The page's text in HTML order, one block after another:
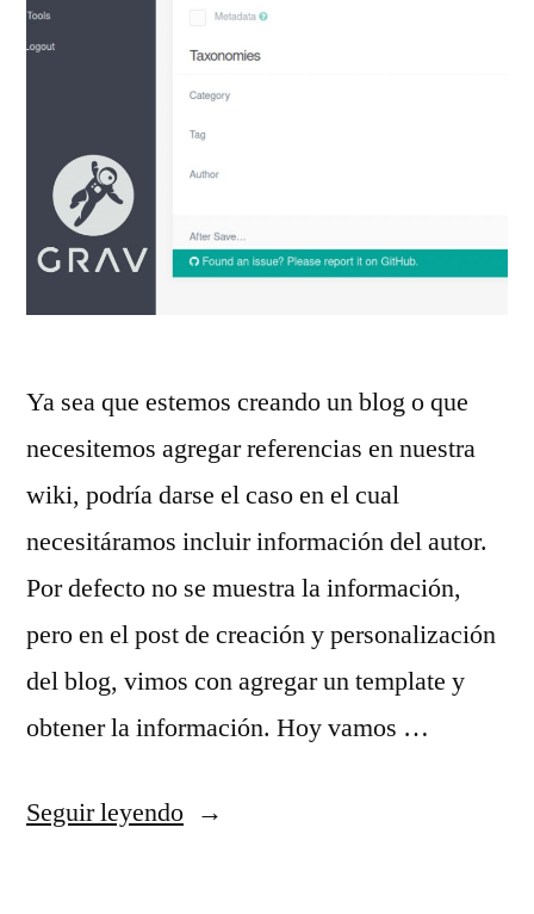
Ya sea que estemos creando un blog o que
necesitemos agregar referencias en nuestra
wiki, podría darse el caso en el cual
necesitáramos incluir información del autor.
Por defecto no se muestra la información,
pero en el post de creación y personalización
del blog, vimos con agregar un template y
obtener la información. Hoy vamos …
Seguir leyendo«Agregar